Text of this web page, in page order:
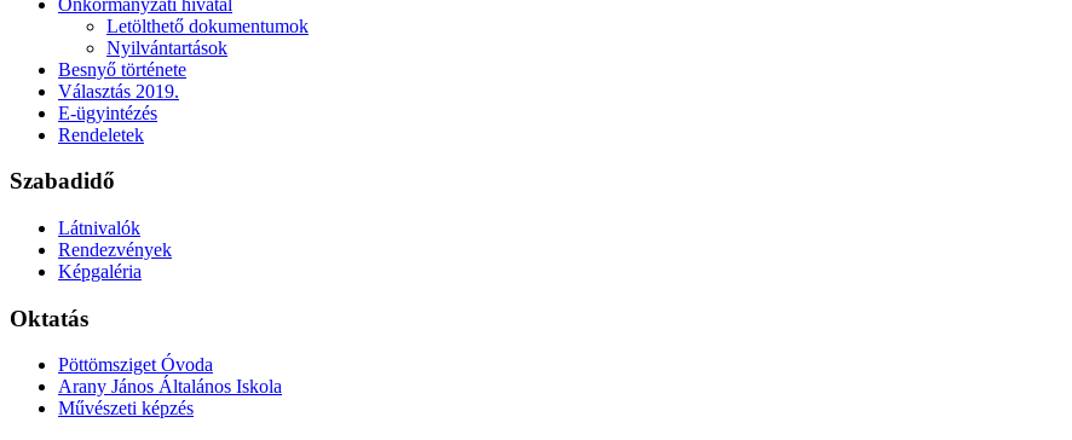
Letölthető dokumentumok
Nyilvántartások
Besnyő története
Választás 2019.
E-ügyintézés
Rendeletek
Szabadidő
Látnivalók
Rendezvények
Képgaléria
Oktatás
Pöttömsziget Óvoda
Arany János Általános Iskola
Művészeti képzés